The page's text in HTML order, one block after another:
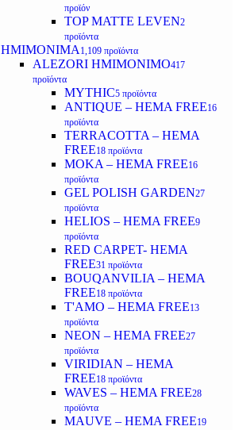
προϊόν
TOP MATTE LEVEN2
προϊόντα
ΗΜΙΜΟΝΙΜΑ 1,109 προϊόντα
ALEZORI ΗΜΙΜΟΝΙΜΟ417
προϊόντα
MYTHIC5 προϊόντα
ANTIQUE – HEMA FREE16
προϊόντα
TERRACOTTA – HEMA
FREE18 προϊόντα
MOKA – HEMA FREE16
προϊόντα
GEL POLISH GARDEN27
προϊόντα
HELIOS – HEMA FREE9
προϊόντα
RED CARPET- HEMA
FREE31 προϊόντα
BOUQANVILIA – HEMA
FREE18 προϊόντα
T'AMO – HEMA FREE13
προϊόντα
NEON – HEMA FREE27
προϊόντα
VIRIDIAN – HEMA
FREE18 προϊόντα
WAVES – HEMA FREE28
προϊόντα
MAUVE – HEMA FREE19